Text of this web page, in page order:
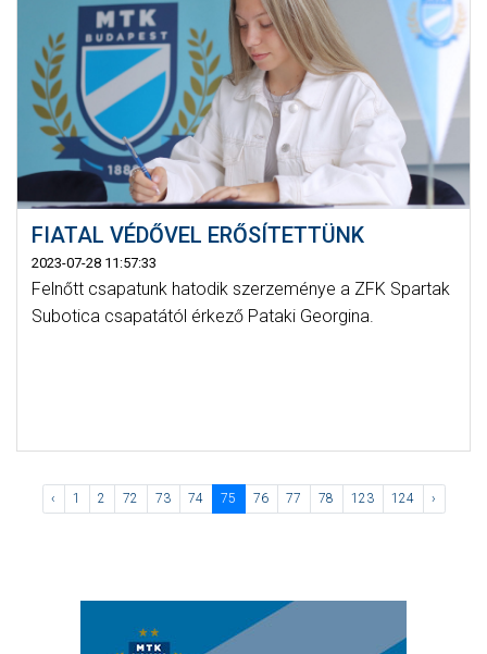
FIATAL VÉDŐVEL ERŐSÍTETTÜNK
2023-07-28 11:57:33
Felnőtt csapatunk hatodik szerzeménye a ZFK Spartak
Subotica csapatától érkező Pataki Georgina.
‹ 1 2 72 73 74 75 76 77 78 123 124 ›